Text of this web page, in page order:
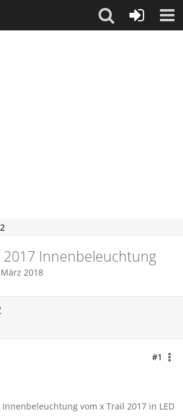
2017 Innenbeleuchtung
2018
#1
vom x Trail 2017 in LED